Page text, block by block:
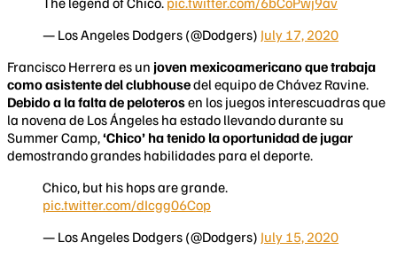
— Los Angeles Dodgers (@Dodgers) July 17, 2020
Francisco Herrera es un joven mexicoamericano que trabaja
como asistente del clubhousedel equipo de Chávez Ravine.
Debido a la falta de peloterosen los juegos interescuadras que
la novena de Los Ángeles ha estado llevando durante su
Summer Camp,‘Chico’ ha tenido la oportunidad de jugar
demostrando grandes habilidades para el deporte.
Chico, but his hops are grande.
pic.twitter.com/dIcgg06Cop
— Los Angeles Dodgers (@Dodgers) July 15, 2020